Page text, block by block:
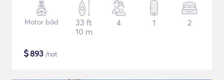
Motor båd
33 ft
10 m
4 1 2
$893 /nat